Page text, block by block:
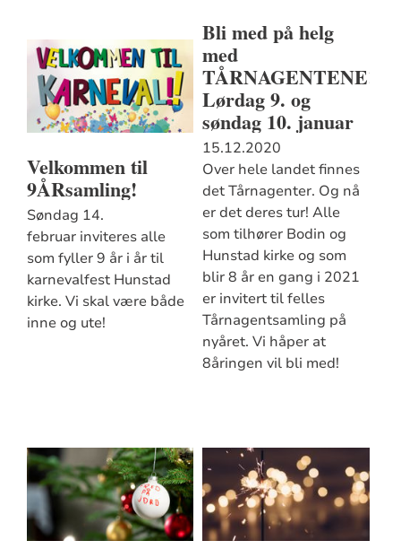
Velkommen til
9ÅRsamling!
Søndag 14.
februar inviteres alle
som fyller 9 år i år til
karnevalfest Hunstad
kirke. Vi skal være både
inne og ute!
Bli med på helg
med
TÅRNAGENTENE!
Lørdag 9. og
søndag 10. januar
15.12.2020
Over hele landet finnes
det Tårnagenter. Og nå
er det deres tur! Alle
som tilhører Bodin og
Hunstad kirke og som
blir 8 år en gang i 2021
er invitert til felles
Tårnagentsamling på
nyåret. Vi håper at
8åringen vil bli med!